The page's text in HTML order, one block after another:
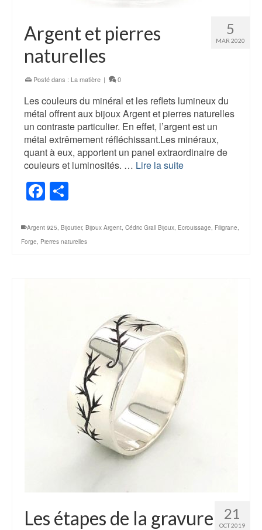
5
MAR 2020
Argent et pierres
naturelles
Posté dans : La matière | 0
Les couleurs du minéral et les reflets lumineux du
métal offrent aux bijoux Argent et pierres naturelles
un contraste particulier. En effet, l’argent est un
métal extrêmement réfléchissant.Les minéraux,
quant à eux, apportent un panel extraordinaire de
couleurs et luminosités. … Lire la suite
Facebook
Argent 925, Bijoutier, Bijoux Argent, Cédric Grall Bijoux, Ecrouissage, Filigrane,
Forge, Pierres naturelles
21
OCT 2019
Les étapes de la gravure